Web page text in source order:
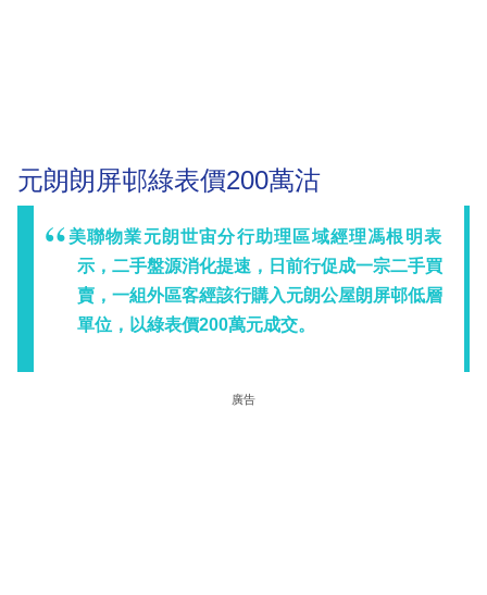
元朗朗屏邨綠表價200萬沽
美聯物業元朗世宙分行助理區域經理馮根明表
示，二手盤源消化提速，日前行促成一宗二手買
賣，一組外區客經該行購入元朗公屋朗屏邨低層
單位，以綠表價200萬元成交。
廣告